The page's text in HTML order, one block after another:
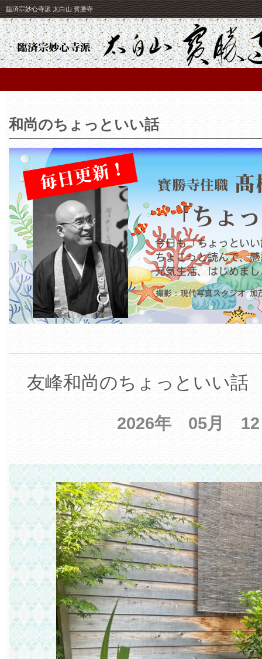
臨済宗妙心寺派 太白山 寳勝寺
和尚のちょっといい話
友峰和尚のちょっといい話
2026年 05月